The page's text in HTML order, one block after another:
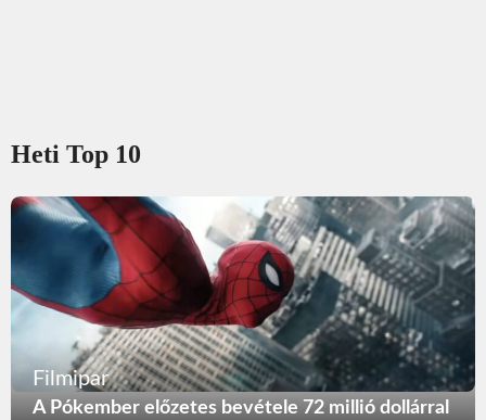
Heti Top 10
Filmipar
A Pókember előzetes bevétele 72 millió dollárral